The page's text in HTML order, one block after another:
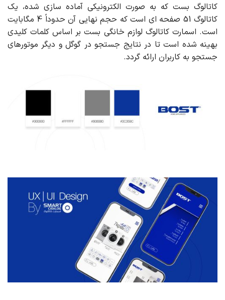
کاتالوگ بست که به صورت الکترونیکی آماده سازی شده، یک
کاتالوگ 51 صفحه ای است که حجم نهایی آن حدوداً 4 مگابایت
است. اسمارت کاتالوگ لوازم خانگی بست بر اساس کلمات کلیدی
بهینه شده است تا در نتایج جستجو در گوگل و دیگر موتورهای
جستجو به کاربران ارائه گردد.